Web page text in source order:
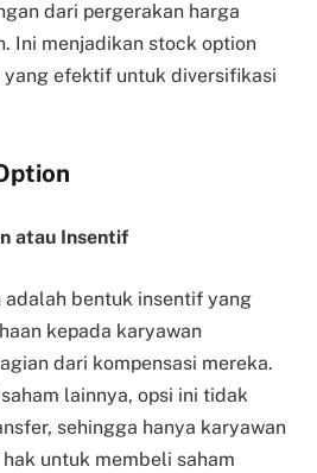
dari pergerakan harga
Ini menjadikan stock option
efektif untuk diversifikasi
atau Insentif
adalah bentuk insentif yang
kepada karyawan
dari kompensasi mereka.
lainnya, opsi ini tidak
sehingga hanya karyawan
untuk membeli saham